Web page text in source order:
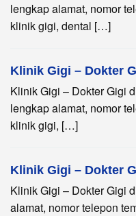
lengkap alamat, nomor
klinik gigi, dental […]
Klinik Gigi – Dokter
Klinik Gigi – Dokter Gigi
lengkap alamat, nomor
klinik gigi, […]
Klinik Gigi – Dokter
Klinik Gigi – Dokter Gigi
alamat, nomor telepon